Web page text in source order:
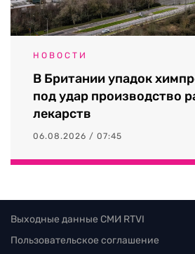
НОВОСТИ
В Британии упадок
под удар производство
лекарств
06.08.2026 / 07:45
Выходные данные СМИ RTVI
Пользовательское соглашение